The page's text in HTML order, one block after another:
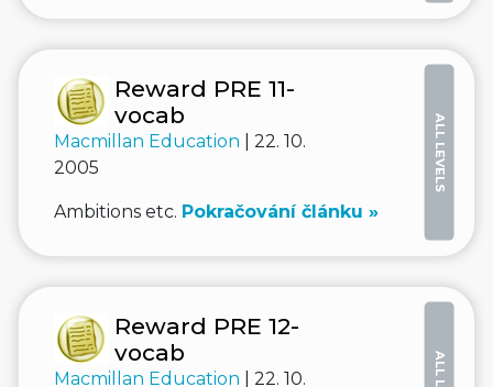
ALL LEVELS
Reward PRE 11-
vocab
Macmillan Education
| 22. 10.
2005
Ambitions etc. Pokračování článku »
Reward PRE 12-
vocab
Macmillan Education
| 22. 10.